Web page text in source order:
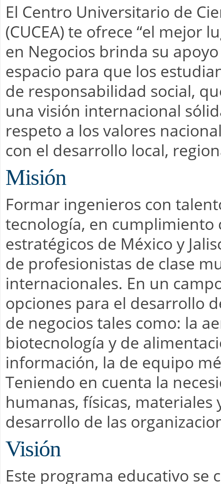
El Centro Universitario de
(CUCEA) te ofrece “el mejor
en Negocios brinda su
espacio para que los
de responsabilidad social,
una visión internacional
respeto a los valores
con el desarrollo local,
Misión
Formar ingenieros con
tecnología, en
estratégicos de México y
de profesionistas de clase
internacionales. En un
opciones para el desarrollo
de negocios tales como: la
biotecnología y de
información, la de equipo
Teniendo en cuenta la
humanas, físicas,
desarrollo de las
Visión
Este programa educativo se